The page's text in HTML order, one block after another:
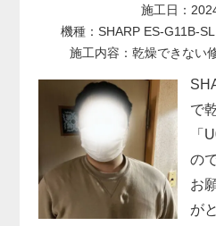
施工日：
機種：SHARP ES-G11B-
施工内容：乾燥できない
で
「
の
お
が